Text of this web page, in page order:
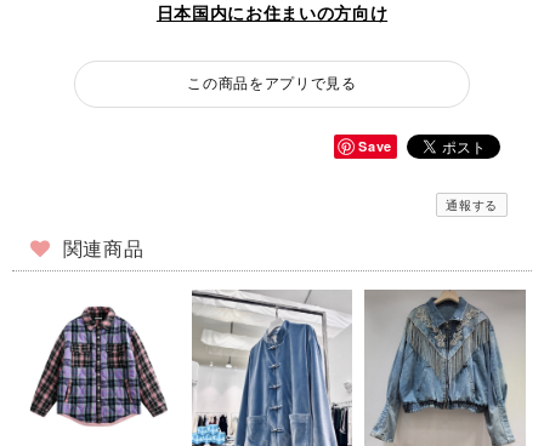
日本国内にお住まいの方向け
この商品をアプリで見る
Save
通報する
関連商品